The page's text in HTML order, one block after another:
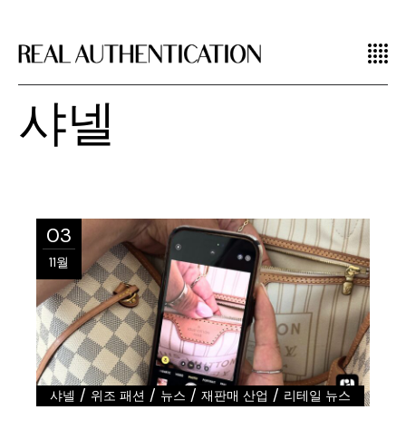
샤넬
03
11월
샤넬 / 위조 패션 / 뉴스 /재판매 산업 / 리테일 뉴스